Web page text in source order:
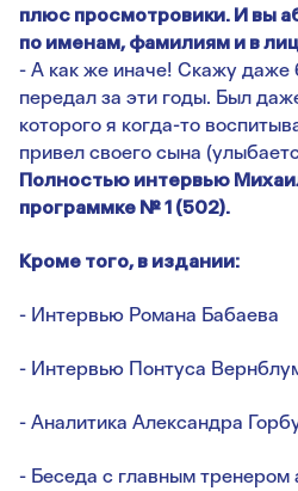
плюс просмотровики. И вы
по именам, фамилиям и в
- А как же иначе! Скажу даже
передал за эти годы. Был
которого я когда-то
привел своего сына
Полностью интервью
программке № 1 (502).
Кроме того, в издании:
- Интервью Романа Бабаева
- Интервью Понтуса
- Аналитика Александра
- Беседа с главным